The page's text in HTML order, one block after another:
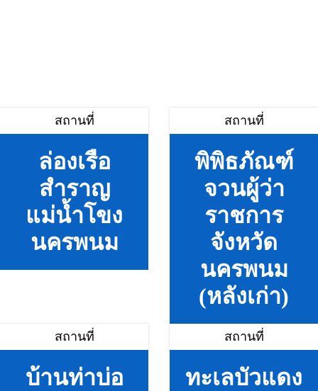
สถานที่
ล่องเรือ
สำราญ
แม่น้ำโขง
นครพนม
สถานที่
พิพิธภัณฑ์
จวนผู้ว่า
ราชการ
จังหวัด
นครพนม
(หลังเก่า)
สถานที่
บ้านท่าบ่อ
สถานที่
ทะเลบัวแดง